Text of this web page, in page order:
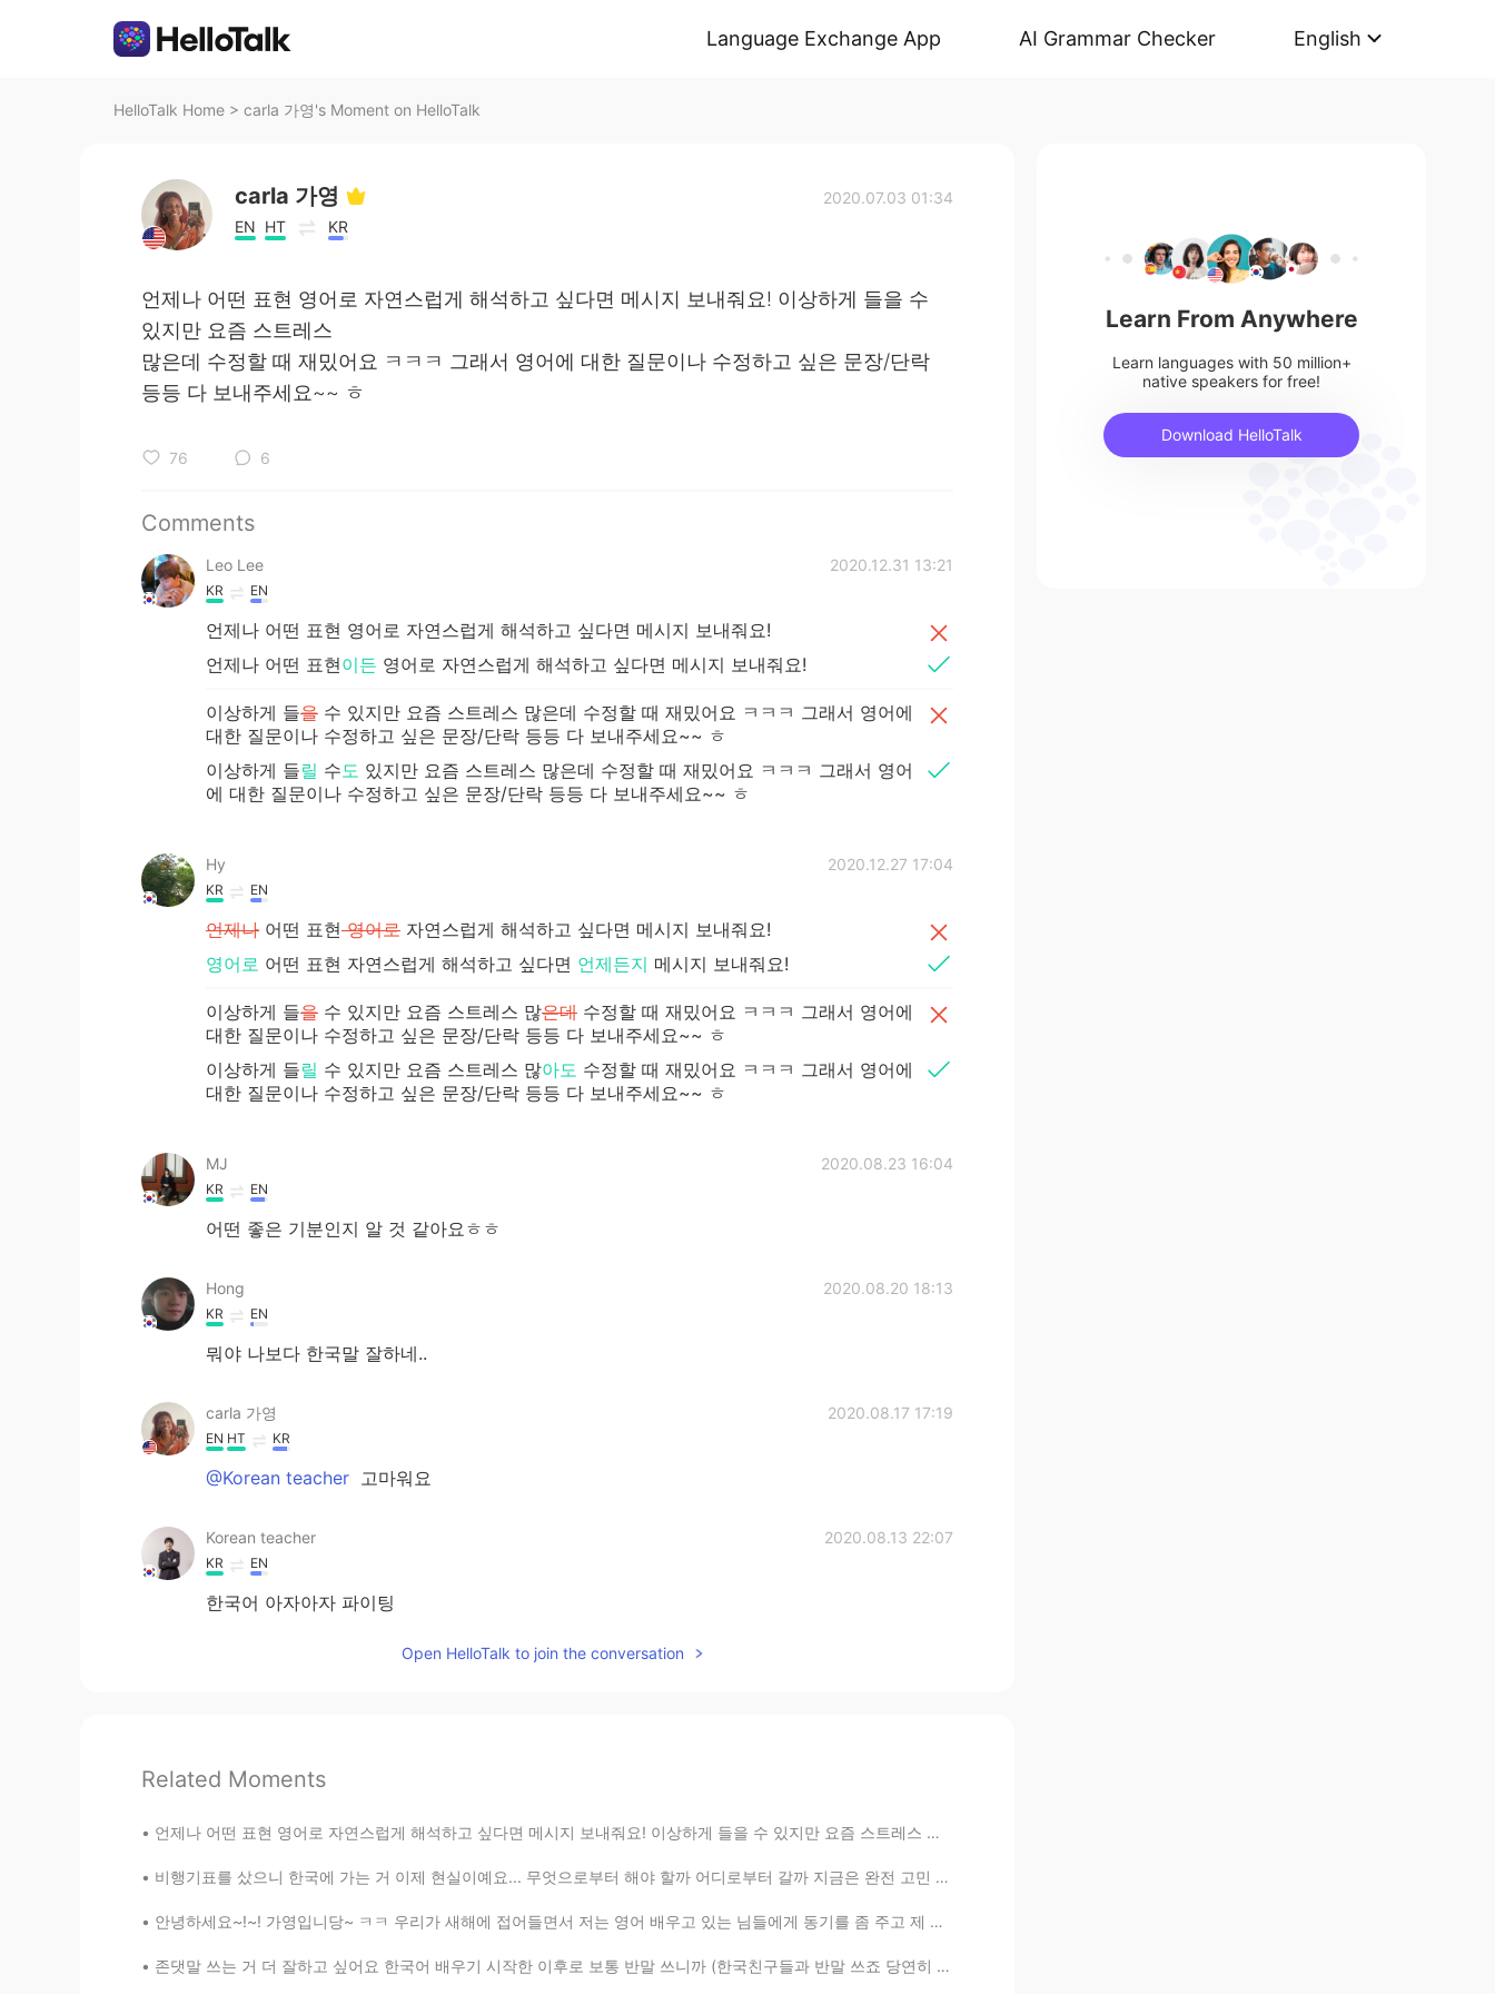
Language Exchange App AI Grammar Checker English
HelloTalk Home > carla 가영's Moment on HelloTalk
carla 가영
EN HT KR
2020.07.03 01:34
언제나 어떤 표현 영어로 자연스럽게 해석하고 싶다면 메시지 보내줘요! 이상하게 들을 수
있지만 요즘 스트레스
많은데 수정할 때 재밌어요 ㅋㅋㅋ 그래서 영어에 대한 질문이나 수정하고 싶은 문장/단락
등등 다 보내주세요~~ ㅎ
76 6
Comments
Leo Lee 2020.12.31 13:21
KR EN
언제나 어떤 표현 영어로 자연스럽게 해석하고 싶다면 메시지 보내줘요!
언제나 어떤 표현이든 영어로 자연스럽게 해석하고 싶다면 메시지 보내줘요!
이상하게 들을 수 있지만 요즘 스트레스 많은데 수정할 때 재밌어요 ㅋㅋㅋ 그래서 영어에
대한 질문이나 수정하고 싶은 문장/단락 등등 다 보내주세요~~ ㅎ
이상하게 들릴 수도 있지만 요즘 스트레스 많은데 수정할 때 재밌어요 ㅋㅋㅋ 그래서 영어
에 대한 질문이나 수정하고 싶은 문장/단락 등등 다 보내주세요~~ ㅎ
Hy 2020.12.27 17:04
KR EN
언제나 어떤 표현영어로 자연스럽게 해석하고 싶다면 메시지 보내줘요!
영어로 어떤 표현 자연스럽게 해석하고 싶다면 언제든지 메시지 보내줘요!
이상하게 들을 수 있지만 요즘 스트레스 많은데 수정할 때 재밌어요 ㅋㅋㅋ 그래서 영어에
대한 질문이나 수정하고 싶은 문장/단락 등등 다 보내주세요~~ ㅎ
이상하게 들릴 수 있지만 요즘 스트레스 많아도 수정할 때 재밌어요 ㅋㅋㅋ 그래서 영어에
대한 질문이나 수정하고 싶은 문장/단락 등등 다 보내주세요~~ ㅎ
MJ 2020.08.23 16:04
KR EN
어떤 좋은 기분인지 알 것 같아요ㅎㅎ
Hong 2020.08.20 18:13
KR EN
뭐야 나보다 한국말 잘하네..
carla 가영 2020.08.17 17:19
EN HT KR
@Korean teacher 고마워요
Korean teacher 2020.08.13 22:07
KR EN
한국어 아자아자 파이팅
Open HelloTalk to join the conversation
Related Moments
언제나 어떤 표현 영어로 자연스럽게 해석하고 싶다면 메시지 보내줘요! 이상하게 들을 수 있지만 요즘 스트레스 많은데 수정할 때 재밌어요 ㅋㅋㅋ 그래서 영어에 대한 질문이나 수...
비행기표를 샀으니 한국에 가는 거 이제 현실이예요... 무엇으로부터 해야 할까 어디로부터 갈까 지금은 완전 고민 중이예요 😅 그리고 한국어 실력이 좀 괜찮지만 실제로 한국어로...
안녕하세요~!~! 가영입니당~ ㅋㅋ 우리가 새해에 접어들면서 저는 영어 배우고 있는 님들에게 동기를 좀 주고 제 도움도 줄 수 있도록 이 글을 쓰고 있어요 ^^ 새 언어를...
존댓말 쓰는 거 더 잘하고 싶어요 한국어 배우기 시작한 이후로 보통 반말 쓰니까 (한국친구들과 반말 쓰죠 당연히 처음 만난 사람과 안쓰죠) 존댓말 실력은 정말 최악이다 ㅜㅜ ...
Learn From Anywhere
Learn languages with 50 million+
native speakers for free!
Download HelloTalk